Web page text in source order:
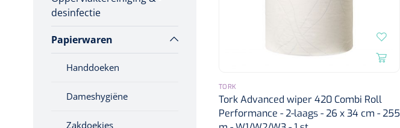
Incontinentiezorg
Infrastructuur
Instrumenten
Monitoring
Bodylotions
Scheermesjes
Kunstgebit reiniger
desinfectie
Papierwaren
Handdoeken
Dameshygiëne
Zakdoekjes
TORK
Tork Advanced wiper 420 Combi Roll
Performance - 2-laags - 26 x 34 cm - 255